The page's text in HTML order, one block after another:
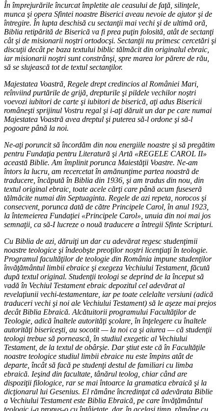
În împrejurările încurcat împletite ale ceasului de faţă, silinţele,
munca şi opera Sfintei noastre Biserici aveau nevoie de ajutor şi de
întregire. În lupta deschisă cu sectanţii mai vechi şi de ultimă oră,
Biblia retipărită de Biserică va fi prea puţin folosită, atât de sectanţi
cât şi de misionarii noştri ortodocşi. Sectanţii nu primesc cercetări şi
discuţii decât pe baza textului biblic tălmăcit din originalul ebraic,
iar misionarii noştri sunt constrânşi, spre marea lor părere de rău,
să se slujească tot de textul sectanţilor.
Majestatea Voastră, Regele drept credincios al României Mari,
reînviind purtările de grijă, drepturile şi pildele vechilor noştri
voevozi iubitori de carte şi iubitori de biserică, aţi adus Bisericii
româneşti sprijinul Vostru regal şi i-aţi dăruit un dar pe care numai
Majestatea Voastră avea dreptul şi puterea să-l ordone şi să-l
pogoare până la noi.
Ne-aţi poruncit să încordăm din nou energiile noastre şi să pregătim
pentru Fundaţia pentru Literatură şi Artă «REGELE CAROL II»
această Biblie. Am împlinit porunca Maiestăţii Voastre. Ne-am
întors la lucru, am recercetat în amănunţime partea noastră de
traducere, încăpută în Biblia din 1936, şi am tradus din nou, din
textul original ebraic, toate acele cărţi care până acum fuseseră
tălmăcite numai din Septuaginta. Regele de azi repeta, norocos şi
consecvent, porunca dată de către Principele Carol, în anul 1923,
la întemeierea Fundaţiei «Principele Carol», unuia din noi mai jos
semnaţii, ca să-I lucreze o nouă traducere a întregii Sfinte Scripturi.
Cu Biblia de azi, dăruiţi un dar cu adevărat regesc studenţimii
noastre teologice şi îndeobşte preoţilor noştri licenţiaţi în teologie.
Programul facultăţilor de teologie din România impune studenţilor
învăţământul limbii ebraice şi exegeza Vechiului Testament, făcută
după textul original. Studenţii teologi se deprind de la început să
vadă în Vechiul Testament ebraic depozitul cel adevărat al
revelaţiunii vechi-testamentare, iar pe toate celelalte versiuni (adică
traduceri vechi şi noi ale Vechiului Testament) să le aşeze mai prejos
decât Biblia Ebraică. Alcătuitorii programului Facultăţilor de
Teologie, adică înaltele autorităţi şcolare, în înţelegere cu înaltele
autorităţi bisericeşti, au socotit — la noi ca şi aiurea — că studenţii
teologi trebue să pornească, în studiul exegetic al Vechiului
Testament, de la textul de obârşie. Dar ştiut este că în Facultăţile
noastre teologice studiul limbii ebraice nu este împins atât de
departe, încât să facă pe studenţi destul de familiari cu limba
ebraică. Ieşind din facultate, tânărul teolog, chiar când are
dispoziţii filologice, rar se mai întoarce la gramatica ebraică şi la
dicţionarul lui Gesenius. El rămâne încredinţat că adevărata Biblie
a Vechiului Testament este Biblia Ebraică, pe care învăţământul
teologic i-a propus-o cu întâietate, dar, în acelaşi timp, rămâne cu